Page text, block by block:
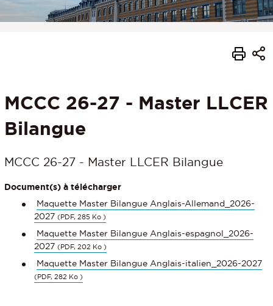
MCCC 26-27 - Master LLCER
Bilangue
MCCC 26-27 - Master LLCER Bilangue
Document(s) à télécharger
Maquette Master Bilangue Anglais-Allemand_2026-
2027 (PDF, 285 Ko )
Maquette Master Bilangue Anglais-espagnol_2026-
2027 (PDF, 202 Ko )
Maquette Master Bilangue Anglais-italien_2026-2027
(PDF, 282 Ko )